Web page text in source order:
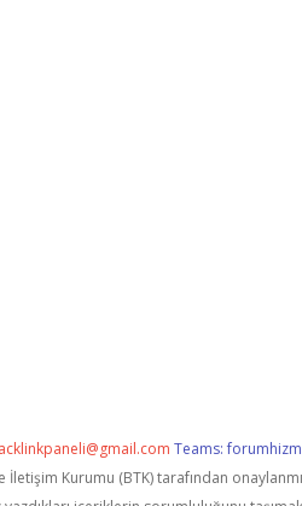
Teams:
İletişim Kurumu (BTK) tarafından